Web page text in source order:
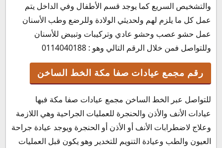
والتشخيص السريع كما يوجد قسم الأطفال وفي الداخل يتم
عمل كل ما يلزم لهم ولحديثي الولادة وللرضع وطب الأسنان
عمل حشو عصب وحشو عادي وتركيبات وتبيض للأسنان
وللتواصل فمن خلال الرقم التالي وهو : 0114040188
رقم مجمع عيادات صفا مكة الخط الساخن
للتواصل عبر الخط الساخن مجمع عيادات صفا مكة فبها
عيادات الأنف والأذن والحنجرة للعمليات الجراحية وهي اللازمة
وعلاج لاضطرابات الأنف أو الأذن أو الحنجرة ويوجد عيادة جراحة
العيون والطب وعيادة التنويم للتخدير وهو يكون قبل العمليات